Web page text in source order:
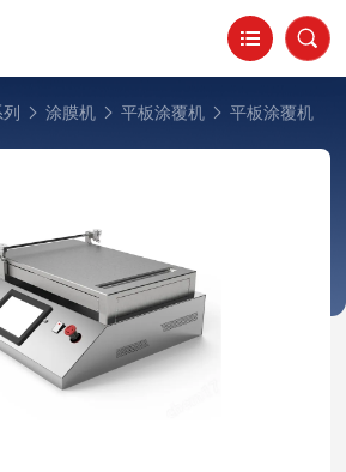
涂膜机 平板涂覆机 平板涂覆机